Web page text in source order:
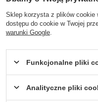
Sklep korzysta z plików cookie
dostępu do cookie w Twojej
warunki Google
Funkcjonalne pliki
Analityczne pliki